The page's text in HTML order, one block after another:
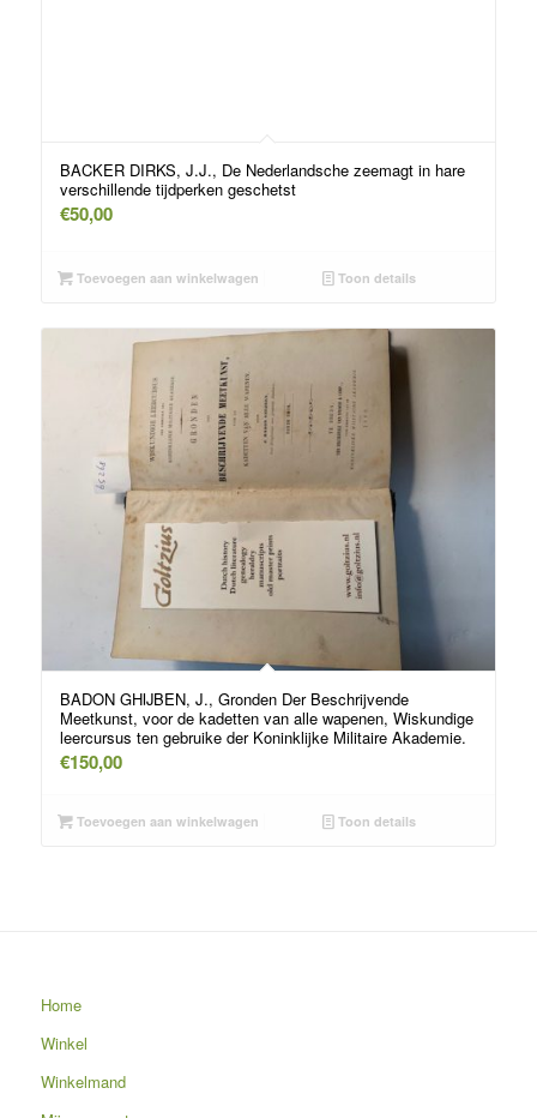
BACKER DIRKS, J.J., De Nederlandsche zeemagt in hare
verschillende tijdperken geschetst
€50,00
Toevoegen aan winkelwagen Toon details
BADON GHIJBEN, J., Gronden Der Beschrijvende
Meetkunst, voor de kadetten van alle wapenen, Wiskundige
leercursus ten gebruike der Koninklijke Militaire Akademie.
€150,00
Toevoegen aan winkelwagen Toon details
Home
Winkel
Winkelmand